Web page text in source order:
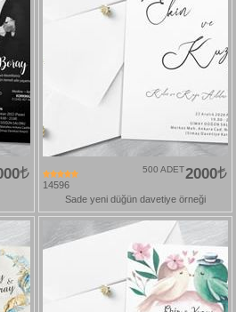
14596
2000
500 ADET
Sade yeni düğün davetiye örneği